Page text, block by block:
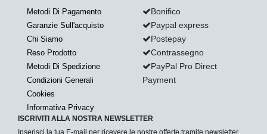
Metodi Di Pagamento
Garanzie Sull'acquisto
Chi Siamo
Reso Prodotto
Metodi Di Spedizione
Condizioni Generali
Cookies
Informativa Privacy
Bonifico
Paypal express
Postepay
Contrassegno
PayPal Pro Direct
Payment
ISCRIVITI ALLA NOSTRA NEWSLETTER
Inserisci la tua E-mail per ricevere le nostre offerte tramite newsletter.